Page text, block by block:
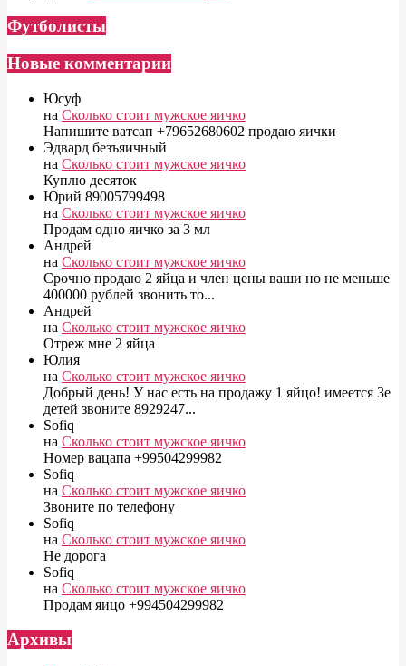
Футболисты
Новые комментарии
Юсуф
на Сколько стоит мужское яичко
Напишите ватсап +79652680602 продаю яички
Эдвард безъяичный
на Сколько стоит мужское яичко
Куплю десяток
Юрий 89005799498
на Сколько стоит мужское яичко
Продам одно яичко за 3 мл
Андрей
на Сколько стоит мужское яичко
Срочно продаю 2 яйца и член цены ваши но не меньше
400000 рублей звонить то...
Андрей
на Сколько стоит мужское яичко
Отреж мне 2 яйца
Юлия
на Сколько стоит мужское яичко
Добрый день! У нас есть на продажу 1 яйцо! имеется 3е
детей звоните 8929247...
Sofiq
на Сколько стоит мужское яичко
Номер вацапа +99504299982
Sofiq
на Сколько стоит мужское яичко
Звоните по телефону
Sofiq
на Сколько стоит мужское яичко
Не дорога
Sofiq
на Сколько стоит мужское яичко
Продам яицо +994504299982
Архивы